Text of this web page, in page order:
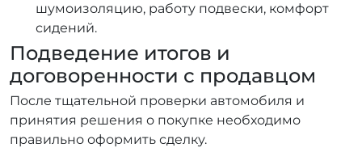
шумоизоляцию, работу подвески, комфорт
сидений.
Подведение итогов и
договоренности с продавцом
После тщательной проверки автомобиля и
принятия решения о покупке необходимо
правильно оформить сделку.